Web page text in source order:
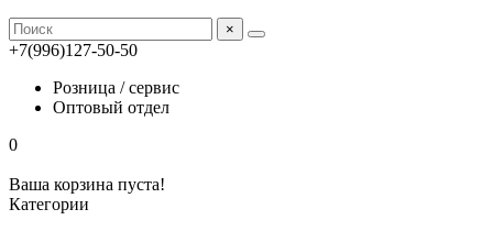
×
+7(996)127-50-50
Розница / сервис
Оптовый отдел
0
Ваша корзина пуста!
Категории